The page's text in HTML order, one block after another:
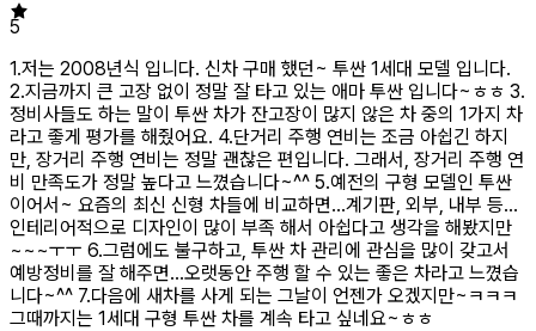
5
1.저는 2008년식 입니다. 신차 구매 했던~ 투싼 1세대 모델 입니다.
2.지금까지 큰 고장 없이 정말 잘 타고 있는 애마 투싼 입니다~ㅎㅎ 3.
정비사들도 하는 말이 투싼 차가 잔고장이 많지 않은 차 중의 1가지 차
라고 좋게 평가를 해줬어요. 4.단거리 주행 연비는 조금 아쉽긴 하지
만, 장거리 주행 연비는 정말 괜찮은 편입니다. 그래서, 장거리 주행 연
비 만족도가 정말 높다고 느꼈습니다~^^ 5.예전의 구형 모델인 투싼
이어서~ 요즘의 최신 신형 차들에 비교하면...계기판, 외부, 내부 등...
인테리어적으로 디자인이 많이 부족 해서 아쉽다고 생각을 해봤지만
~~~ㅜㅜ 6.그럼에도 불구하고, 투싼 차 관리에 관심을 많이 갖고서
예방정비를 잘 해주면...오랫동안 주행 할 수 있는 좋은 차라고 느꼈습
니다~^^ 7.다음에 새차를 사게 되는 그날이 언젠가 오겠지만~ㅋㅋㅋ
그때까지는 1세대 구형 투싼 차를 계속 타고 싶네요~ㅎㅎ